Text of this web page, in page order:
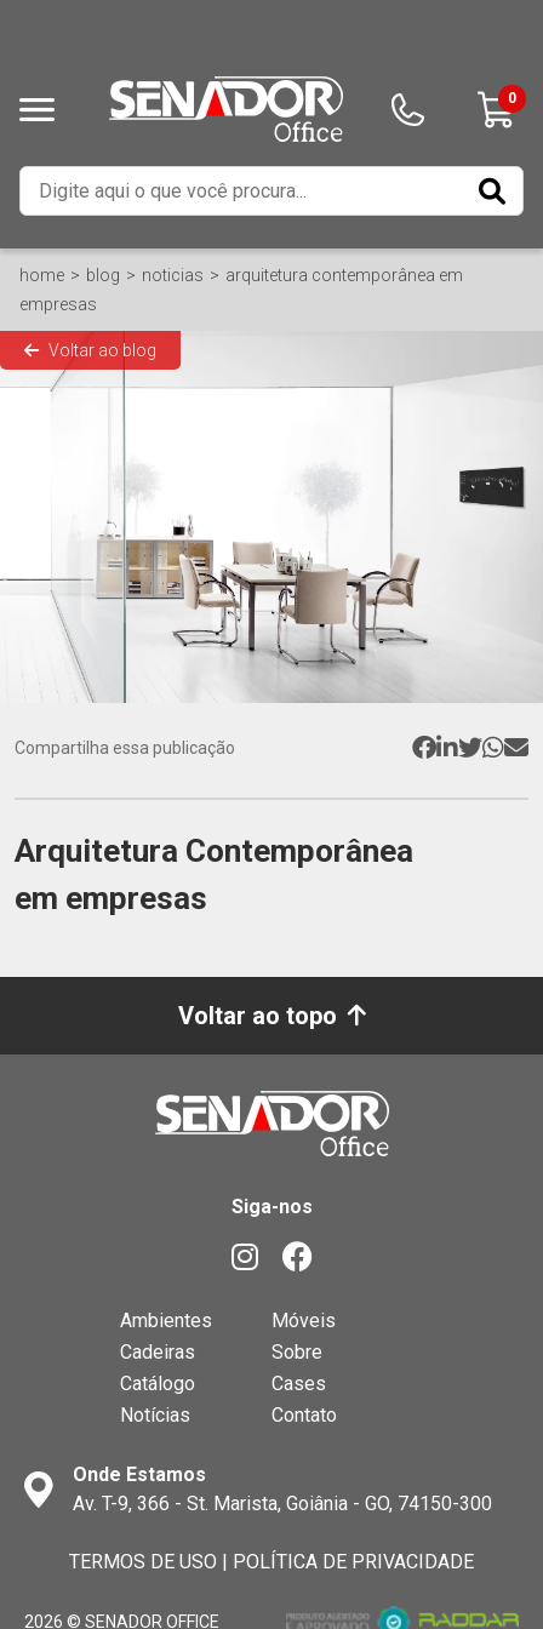
0
home blog noticias
arquitetura contemporânea em
empresas
Voltar ao blog
Compartilha essa publicação
Arquitetura Contemporânea
em empresas
Voltar ao topo
Siga-nos
Ambientes
Móveis
Cadeiras
Sobre
Catálogo
Cases
Notícias
Contato
Onde Estamos
Av. T-9, 366 - St. Marista, Goiânia - GO, 74150-300
TERMOS DE USO | POLÍTICA DE PRIVACIDADE
2026 © SENADOR OFFICE